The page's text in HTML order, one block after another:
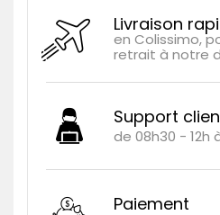
Livraison
en Colissimo,
retrait à notre
Support
de 08h30 - 12h
Paiement